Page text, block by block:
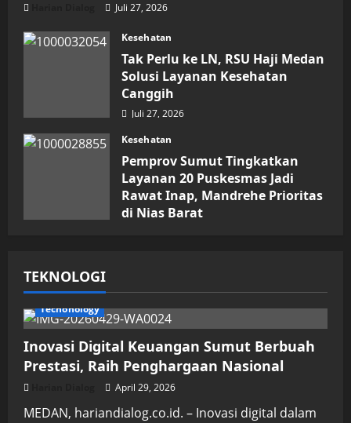
Juli 27, 2026
Kesehatan
Tak Perlu ke LN, RSU Haji Medan
Solusi Layanan Kesehatan
Canggih
Juli 27, 2026
Kesehatan
Pemprov Sumut Tingkatkan
Layanan 20 Puskesmas Jadi
Rawat Inap, Mandrehe Prioritas
di Nias Barat
TEKNOLOGI
Techonology
Inovasi Digital Keuangan Sumut Berbuah
Prestasi, Raih Penghargaan Nasional
April 29, 2026
MEDAN, hariandialog.co.id. – Inovasi digital dalam